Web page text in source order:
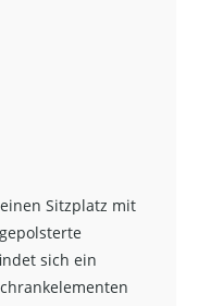
Sitzplatz mit
sich ein